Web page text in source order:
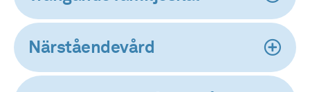
Närståendevård